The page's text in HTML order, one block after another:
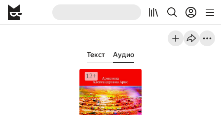
Текст Аудио